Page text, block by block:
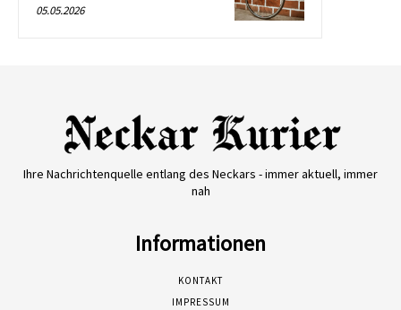
05.05.2026
Ihre Nachrichtenquelle entlang des Neckars - immer aktuell, immer
nah
Informationen
KONTAKT
IMPRESSUM